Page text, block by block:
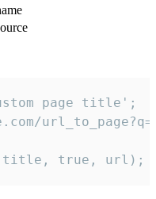
page title';
true, url);